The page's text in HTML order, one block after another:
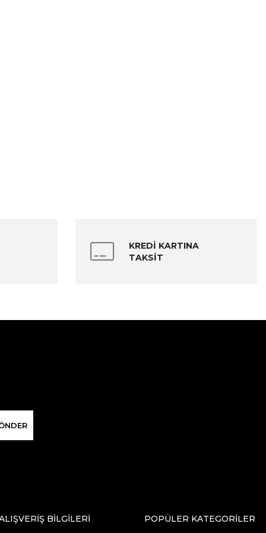
KREDİ KARTINA
TAKSİT
BİLGİLERİ POPÜLER KATEGORİLER